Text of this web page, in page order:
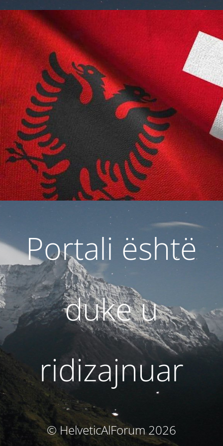
Portali është
duke u
ridizajnuar
© HelveticAlForum 2026